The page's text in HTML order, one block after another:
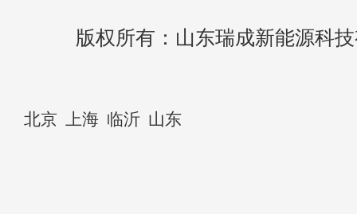
版权所有：山东瑞成新能源科
北京 上海 临沂 山东